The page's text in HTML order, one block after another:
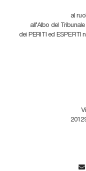
al
all'Albo del
dei PERITI ed ESPERTI